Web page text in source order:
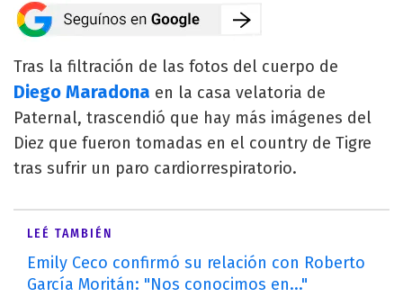
Tras la filtración de las fotos del cuerpo de
Diego Maradona en la casa velatoria de
Paternal, trascendió que hay más imágenes del
Diez que fueron tomadas en el country de Tigre
tras sufrir un paro cardiorrespiratorio.
LEÉ TAMBIÉN
Emily Ceco confirmó su relación con Roberto
García Moritán: "Nos conocimos en..."